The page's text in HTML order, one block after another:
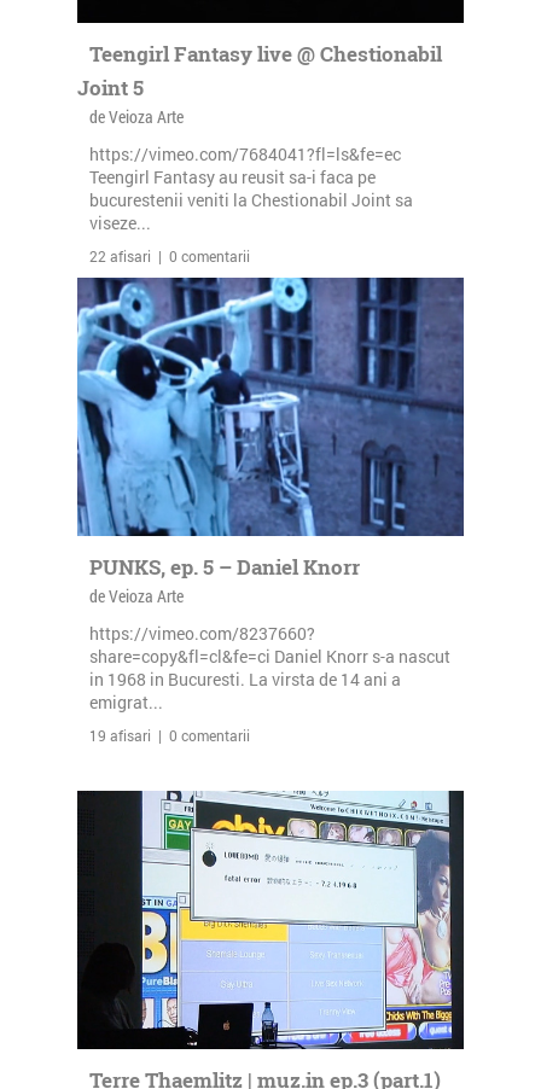
Teengirl Fantasy live @ Chestionabil
Joint 5
de Veioza Arte
https://vimeo.com/7684041?fl=ls&fe=ec
Teengirl Fantasy au reusit sa-i faca pe
bucurestenii veniti la Chestionabil Joint sa
viseze...
22 afisari | 0 comentarii
PUNKS, ep. 5 – Daniel Knorr
de Veioza Arte
https://vimeo.com/8237660?
share=copy&fl=cl&fe=ci Daniel Knorr s-a nascut
in 1968 in Bucuresti. La virsta de 14 ani a
emigrat...
19 afisari | 0 comentarii
Terre Thaemlitz | muz.in ep.3 (part.1)